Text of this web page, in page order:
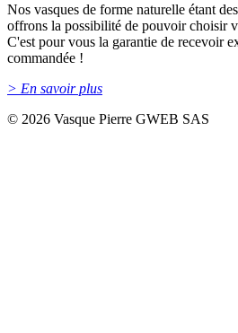
Nos vasques de forme naturelle étant
offrons la possibilité de pouvoir choisir
C'est pour vous la garantie de recevoir
commandée !
> En savoir plus
© 2026 Vasque Pierre GWEB SAS